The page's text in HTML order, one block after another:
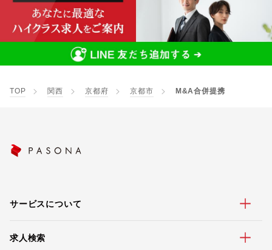
TOP 関西 京都府 京都市 M&A合併提携
サービスについて
求人検索